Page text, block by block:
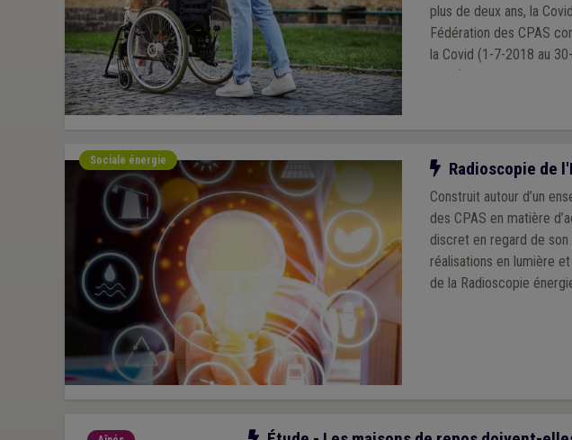
plus de deux ans, la
Fédération des CPAS
la Covid (1-7-2018 au
Sociale énergie Notre action
Radioscopie de
Construit autour d’un
des CPAS en matière
discret en regard de
réalisations en lumière
de la Radioscopie